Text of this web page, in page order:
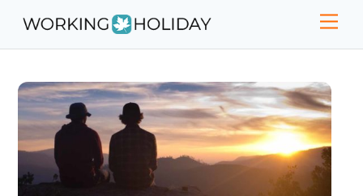
content